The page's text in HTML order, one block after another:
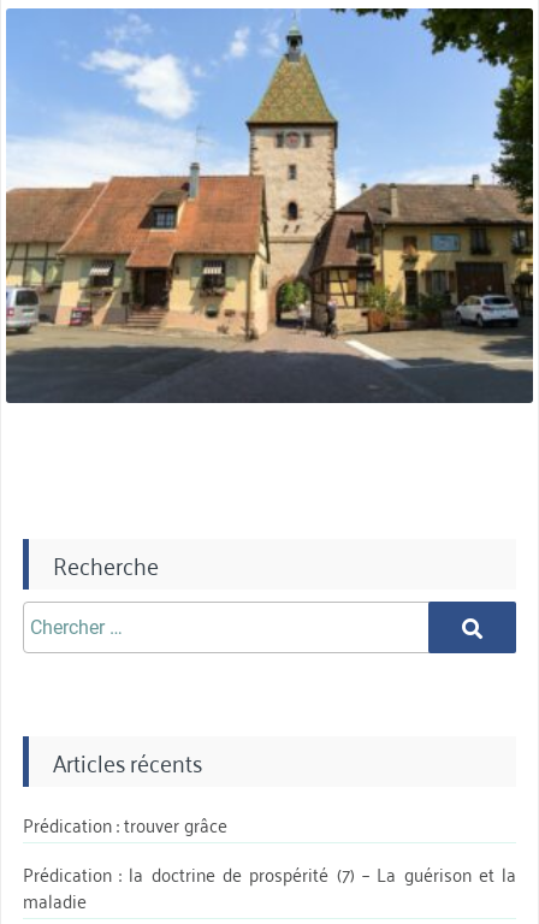
Recherche
Chercher
aprè:
Chercher
Articles récents
Prédication : trouver grâce
Prédication : la doctrine de prospérité (7) – La guérison et la
maladie